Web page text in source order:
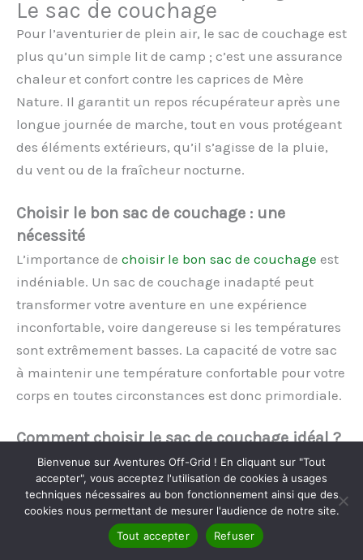
Le sac de couchage
Pour l’aventurier de plein air, le sac de couchage est
plus qu’un simple lit de camp ; c’est une assurance
chaleur et confort contre les caprices de Mère
Nature. Il garantit un repos récupérateur après une
longue journée de marche, tout en vous protégeant
des éléments extérieurs, qu’il s’agisse de la pluie,
du vent ou de la fraîcheur nocturne.
Choisir le bon sac de couchage : une
nécessité
L’importance de choisir le bon sac de couchage est
indéniable. Un sac de couchage inadapté peut
transformer votre aventure en une expérience
inconfortable, voire dangereuse si les températures
sont extrêmement basses. La capacité de votre sac
à maintenir une température confortable pour votre
corps en toutes circonstances est donc primordiale.
Comment choisir le sac de couchage idéal ?
Plusieurs critères doivent guider votre choix. Tout
d’abord, la température de confort. Chaque sac de
couchage est conçu pour une certaine plage de
températures. Il est donc essentiel d’anticiper les
conditions climatiques de votre voyage afin de
Bienvenue sur Aventures Off-Grid ! En cliquant sur "Tout
accepter", vous acceptez l'utilisation de cookies à usages
techniques nécessaires au bon fonctionnement ainsi que des
cookies nous permettant de mesurer l'audience de notre site.
Tout accepter
Refuser